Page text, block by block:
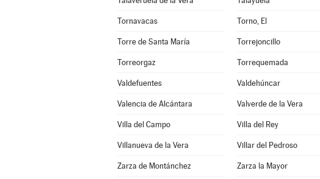
Tornavacas Torno, El
Torre de Santa María Torrejoncillo
Torreorgaz Torrequemada
Valdefuentes Valdehúncar
Valencia de Alcántara Valverde de la Vera
Villa del Campo Villa del Rey
Villanueva de la Vera Villar del Pedroso
Zarza de Montánchez Zarza la Mayor